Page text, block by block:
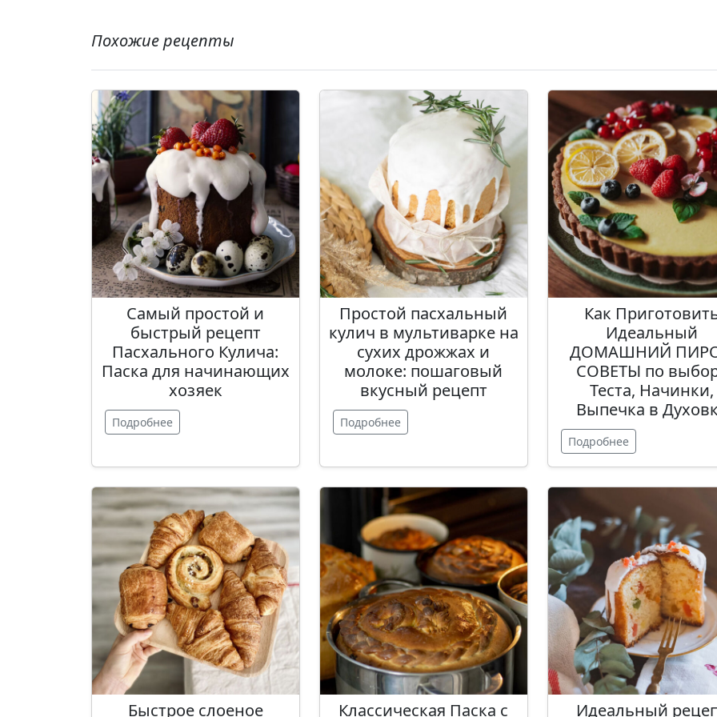
Похожие рецепты
Самый простой и
быстрый рецепт
Пасхального Кулича:
Паска для начинающих
хозяек
Подробнее
Простой пасхальный
кулич в мультиварке на
сухих дрожжах и
молоке: пошаговый
вкусный рецепт
Подробнее
Как
Идеальный
ДОМАШНИЙ
СОВЕТЫ по
Теста, Начинки,
Выпечка в
Подробнее
Быстрое слоеное Классическая Паска с Идеальный